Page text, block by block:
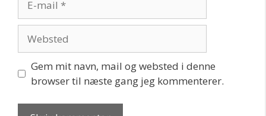
mail
Gem mit navn, mail og websted i denne
browser til næste gang jeg kommenterer.